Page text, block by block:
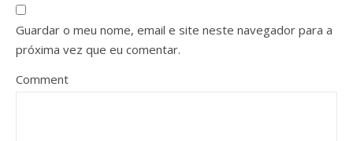
Guardar o meu nome, email e site neste navegador para a
próxima vez que eu comentar.
Comment